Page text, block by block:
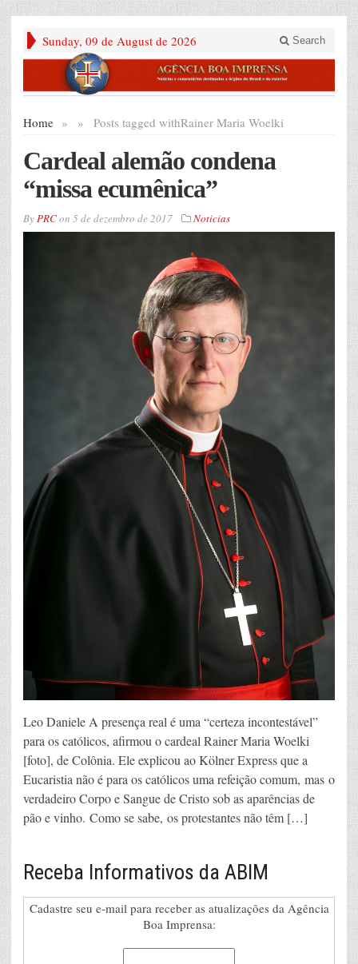
Sunday, 09 de August de 2026 Search
Home » Posts tagged with
» Rainer Maria Woelki
Cardeal alemão condena
“missa ecumênica”
ByPRCon 5 de dezembro de 2017 Noticias
Leo Daniele A presença real é uma “certeza incontestável”
para os católicos, afirmou o cardeal Rainer Maria Woelki
[foto], de Colônia. Ele explicou ao Kölner Express que a
Eucaristia não é para os católicos uma refeição comum, mas o
verdadeiro Corpo e Sangue de Cristo sob as aparências de
pão e vinho. Como se sabe, os protestantes não têm […]
Receba Informativos da ABIM
Cadastre seu e-mail para receber as atualizações da Agência
Boa Imprensa: